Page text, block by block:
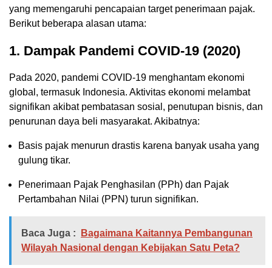
yang memengaruhi pencapaian target penerimaan pajak.
Berikut beberapa alasan utama:
1. Dampak Pandemi COVID-19 (2020)
Pada 2020, pandemi COVID-19 menghantam ekonomi
global, termasuk Indonesia. Aktivitas ekonomi melambat
signifikan akibat pembatasan sosial, penutupan bisnis, dan
penurunan daya beli masyarakat. Akibatnya:
Basis pajak menurun drastis karena banyak usaha yang
gulung tikar.
Penerimaan Pajak Penghasilan (PPh) dan Pajak
Pertambahan Nilai (PPN) turun signifikan.
Baca Juga :
Bagaimana Kaitannya Pembangunan
Wilayah Nasional dengan Kebijakan Satu Peta?